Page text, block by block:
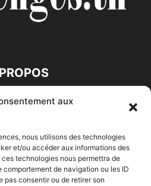
aux
nous utilisons des technologies
et/ou accéder aux informations des
technologies nous permettra de
de navigation ou les ID
pas consentir ou de retirer son
NOUS